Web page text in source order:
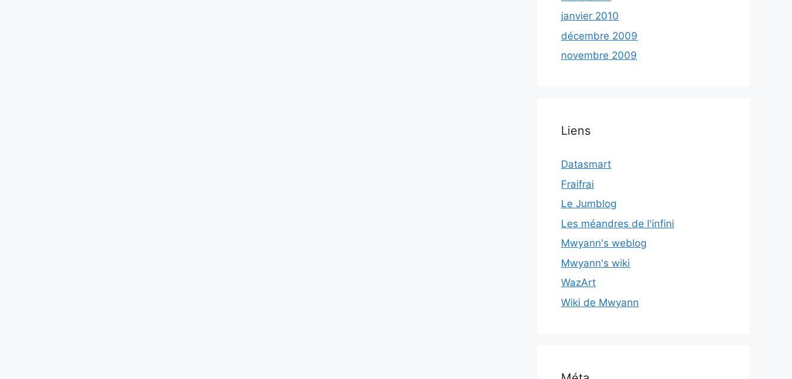
janvier 2010
décembre 2009
novembre 2009
Liens
Datasmart
Fraifrai
Le Jumblog
Les méandres de l'infini
Mwyann's weblog
Mwyann's wiki
WazArt
Wiki de Mwyann